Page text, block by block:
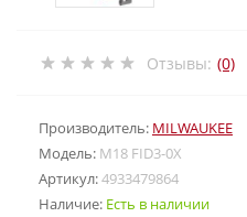
Отзывы: (0)
Производитель: MILWAUKEE
Модель: M18 FID3-0X
Артикул:4933479864
Наличие: Есть в наличии